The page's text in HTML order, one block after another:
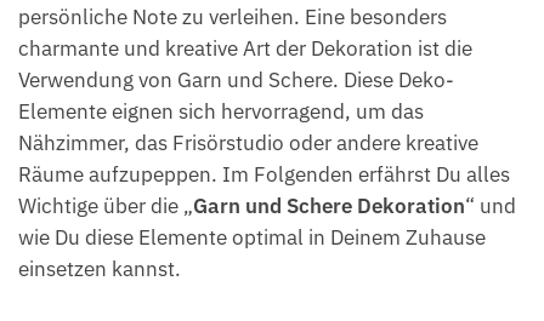
persönliche Note zu verleihen. Eine besonders
charmante und kreative Art der Dekoration ist die
Verwendung von Garn und Schere. Diese Deko-
Elemente eignen sich hervorragend, um das
Nähzimmer, das Frisörstudio oder andere kreative
Räume aufzupeppen. Im Folgenden erfährst Du alles
Wichtige über die „Garn und Schere Dekoration“ und
wie Du diese Elemente optimal in Deinem Zuhause
einsetzen kannst.